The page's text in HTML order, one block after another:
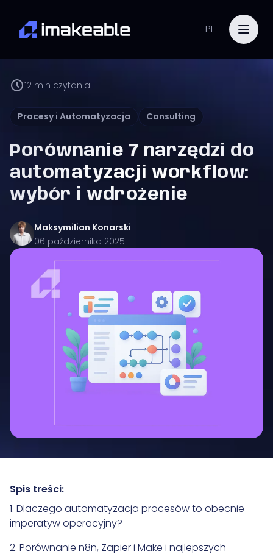
PL
12 min czytania
Procesy i Automatyzacja Consulting
Porównanie 7 narzędzi do
automatyzacji workflow:
wybór i wdrożenie
Maksymilian Konarski
06 października 2025
Spis treści:
1. Dlaczego automatyzacja procesów to obecnie
imperatyw operacyjny?
2. Porównanie n8n, Zapier i Make i najlepszych